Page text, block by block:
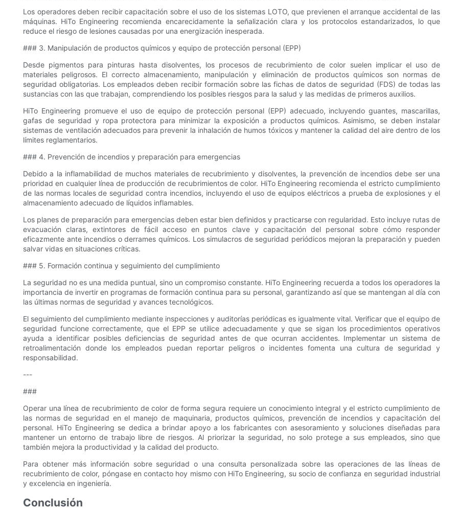
Los operadores deben recibir capacitación sobre el uso de los sistemas LOTO, que previenen el arranque accidental de las
máquinas. HiTo Engineering recomienda encarecidamente la señalización clara y los protocolos estandarizados, lo que
reduce el riesgo de lesiones causadas por una energización inesperada.
### 3. Manipulación de productos químicos y equipo de protección personal (EPP)
Desde pigmentos para pinturas hasta disolventes, los procesos de recubrimiento de color suelen implicar el uso de
materiales peligrosos. El correcto almacenamiento, manipulación y eliminación de productos químicos son normas de
seguridad obligatorias. Los empleados deben recibir formación sobre las fichas de datos de seguridad (FDS) de todas las
sustancias con las que trabajan, comprendiendo los posibles riesgos para la salud y las medidas de primeros auxilios.
HiTo Engineering promueve el uso de equipo de protección personal (EPP) adecuado, incluyendo guantes, mascarillas,
gafas de seguridad y ropa protectora para minimizar la exposición a productos químicos. Asimismo, se deben instalar
sistemas de ventilación adecuados para prevenir la inhalación de humos tóxicos y mantener la calidad del aire dentro de los
límites reglamentarios.
### 4. Prevención de incendios y preparación para emergencias
Debido a la inflamabilidad de muchos materiales de recubrimiento y disolventes, la prevención de incendios debe ser una
prioridad en cualquier línea de producción de recubrimientos de color. HiTo Engineering recomienda el estricto cumplimiento
de las normas locales de seguridad contra incendios, incluyendo el uso de equipos eléctricos a prueba de explosiones y el
almacenamiento adecuado de líquidos inflamables.
Los planes de preparación para emergencias deben estar bien definidos y practicarse con regularidad. Esto incluye rutas de
evacuación claras, extintores de fácil acceso en puntos clave y capacitación del personal sobre cómo responder
eficazmente ante incendios o derrames químicos. Los simulacros de seguridad periódicos mejoran la preparación y pueden
salvar vidas en situaciones críticas.
### 5. Formación continua y seguimiento del cumplimiento
La seguridad no es una medida puntual, sino un compromiso constante. HiTo Engineering recuerda a todos los operadores la
importancia de invertir en programas de formación continua para su personal, garantizando así que se mantengan al día con
las últimas normas de seguridad y avances tecnológicos.
El seguimiento del cumplimiento mediante inspecciones y auditorías periódicas es igualmente vital. Verificar que el equipo de
seguridad funcione correctamente, que el EPP se utilice adecuadamente y que se sigan los procedimientos operativos
ayuda a identificar posibles deficiencias de seguridad antes de que ocurran accidentes. Implementar un sistema de
retroalimentación donde los empleados puedan reportar peligros o incidentes fomenta una cultura de seguridad y
responsabilidad.
---
###
Operar una línea de recubrimiento de color de forma segura requiere un conocimiento integral y el estricto cumplimiento de
las normas de seguridad en el manejo de maquinaria, productos químicos, prevención de incendios y capacitación del
personal. HiTo Engineering se dedica a brindar apoyo a los fabricantes con asesoramiento y soluciones diseñadas para
mantener un entorno de trabajo libre de riesgos. Al priorizar la seguridad, no solo protege a sus empleados, sino que
también mejora la productividad y la calidad del producto.
Para obtener más información sobre seguridad o una consulta personalizada sobre las operaciones de las líneas de
recubrimiento de color, póngase en contacto hoy mismo con HiTo Engineering, su socio de confianza en seguridad industrial
y excelencia en ingeniería.
Conclusión